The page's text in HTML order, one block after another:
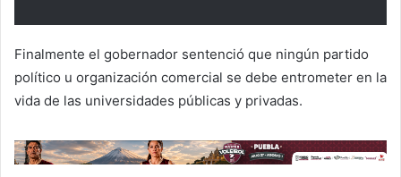
Finalmente el gobernador sentenció que ningún partido
político u organización comercial se debe entrometer en la
vida de las universidades públicas y privadas.